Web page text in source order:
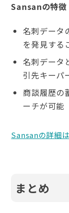
Sansanの特徴
名刺データ
を発見する
名刺データ
引先キーパ
商談履歴の
ーチが可能
Sansanの詳細
まとめ